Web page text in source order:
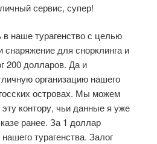
сервис, супер!
наше турагенство с целью
снаряжение для снорклинга и
200 долларов. Да и
организацию нашего
островах. Мы можем
контору, чьи данные я уже
ранее. За 1 доллар
турагенства. Залог